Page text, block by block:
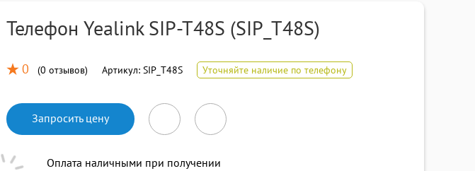
Телефон Yealink SIP-T48S (SIP_T48S)
0 (0 отзывов) Артикул: SIP_T48S Уточняйте наличие по телефону
Запросить цену
Оплата наличными при получении